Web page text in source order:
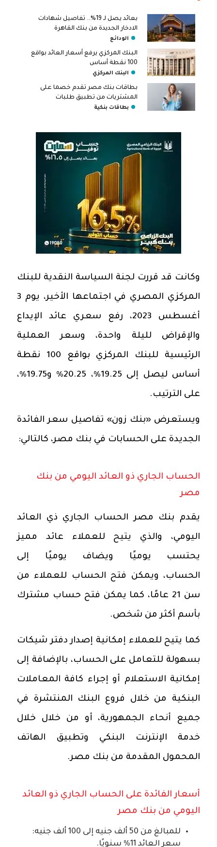
بعائد يصل لـ 19%.. تفاصيل شهادات
الادخار الجديدة من بنك القاهرة
الودائع
البنك المركزي يرفع أسعار العائد بواقع
100 نقطة أساس
البنك المركزي
بطاقات بنك مصر تقدم خصما على
المشتريات من تطبيق طلبات
بطاقات بنكية
وكانت قد قررت لجنة السياسة النقدية للبنك
المركزي المصري في اجتماعها الأخير، يوم 3
أغسطس 2023، رفع سعري عائد الإيداع
والإقراض لليلة واحدة، وسعر العملية
الرئيسية للبنك المركزي بواقع 100 نقطة
أساس ليصل إلى 19.25%، 20.25% و19.75%،
على الترتيب.
ويستعرض «بنك زون» تفاصيل سعر الفائدة
الجديدة على الحسابات في بنك مصر، كالتالي:
الحساب الجاري ذو العائد اليومي من بنك
مصر
يقدم بنك مصر الحساب الجاري ذي العائد
اليومي، والذي يتيح للعملاء عائد مميز
يحتسب يوميًا ويضاف يوميًا إلى
الحساب، ويمكن فتح الحساب للعملاء من
سن 21 عامًا، كما يمكن فتح حساب مشترك
بأسم أكثر من شخص.
كما يتيح للعملاء إمكانية إصدار دفتر شيكات
بسهولة للتعامل على الحساب، بالإضافة إلى
إمكانية الاستعلام أو إجراء كافة المعاملات
البنكية من خلال فروع البنك المنتشرة في
جميع أنحاء الجمهورية، أو من خلال خلال
خدمة الإنترنت البنكي وتطبيق الهاتف
المحمول المقدمة من بنك مصر.
أسعار الفائدة على الحساب الجاري ذو العائد
اليومي من بنك مصر
للمبالغ من 50 ألف جنيه إلى 100 ألف جنيه:
سعر العائد 11% سنويًا.